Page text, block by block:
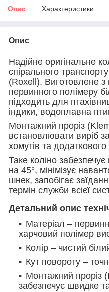
Опис Характеристики
Опис
Надійне оригінальне
спірального
(Roxell). Виготовлене з
первинного полімеру
підходить для
індики, водоплавна
Монтажний проріз
встановлювати виріб
хомутів та додаткового
Таке коліно
на 45°, мінімізує
шнек, запобігає
термін служби всієї
Детальний опис
Матеріал –
харчовий полімер
Колір – чистий
Кут повороту –
Монтажний проріз
забезпечує швидке